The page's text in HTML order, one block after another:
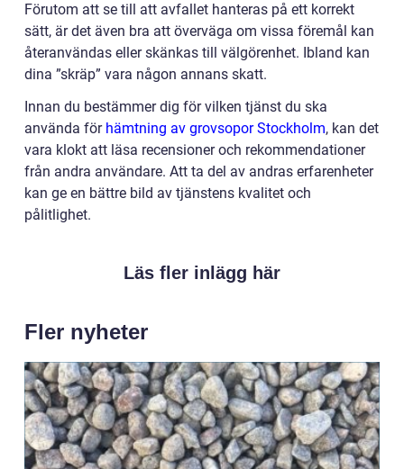
Förutom att se till att avfallet hanteras på ett korrekt
sätt, är det även bra att överväga om vissa föremål kan
återanvändas eller skänkas till välgörenhet. Ibland kan
dina ”skräp” vara någon annans skatt.
Innan du bestämmer dig för vilken tjänst du ska
använda för hämtning av grovsopor Stockholm, kan det
vara klokt att läsa recensioner och rekommendationer
från andra användare. Att ta del av andras erfarenheter
kan ge en bättre bild av tjänstens kvalitet och
pålitlighet.
Läs fler inlägg här
Fler nyheter